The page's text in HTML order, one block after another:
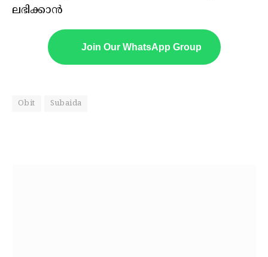
ലഭിക്കാൻ
Join Our WhatsApp Group
Obit Subaida